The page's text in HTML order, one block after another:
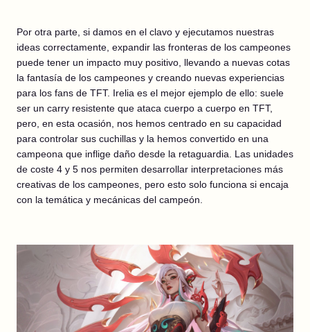
Por otra parte, si damos en el clavo y ejecutamos nuestras
ideas correctamente, expandir las fronteras de los campeones
puede tener un impacto muy positivo, llevando a nuevas cotas
la fantasía de los campeones y creando nuevas experiencias
para los fans de TFT. Irelia es el mejor ejemplo de ello: suele
ser un carry resistente que ataca cuerpo a cuerpo en TFT,
pero, en esta ocasión, nos hemos centrado en su capacidad
para controlar sus cuchillas y la hemos convertido en una
campeona que inflige daño desde la retaguardia. Las unidades
de coste 4 y 5 nos permiten desarrollar interpretaciones más
creativas de los campeones, pero esto solo funciona si encaja
con la temática y mecánicas del campeón.